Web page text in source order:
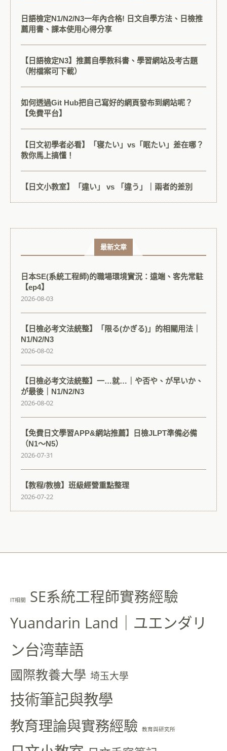
日語檢定N1/N2/N3一年內合格! 日文自學方法、日檢推
薦用書、課本使用心得分享
【日語檢定N3】推薦自學教科書、學習網站及考古題
（附檔案可下載）
如何透過Git Hub把自己寫好的網頁發布到網站呢？
【免費平台】
【日文初學者必看】「寝たい」vs「眠たい」差在哪？
教你馬上搞懂！
【日文小教室】「違い」 vs 「違う」｜兩者的差別
最新文章
日本SE(系統工程師)的職場環境實況：遠端、客先常駐
【ep4】
2026-08-03
【日檢必考文法統整】「限る(かぎる)」的相關用法｜
N1/N2/N3
2026-08-02
【日檢必考文法統整】一…就…｜や否や、が早いか、
が最後｜N1/N2/N3
2026-08-02
【免費日文學習APP&網站推薦】日檢JLPT準備必備
（N1～N5）
2026-07-31
【教程/教檢】班級經營重點整理
2026-07-22
IT相關 SE系統工程師實務經驗
Yuandarin Land｜ユエンダリ
ン台湾華語
國際教養大學 埼玉大學
技術筆記與教學
教育理論與實務經驗 教育與研究所